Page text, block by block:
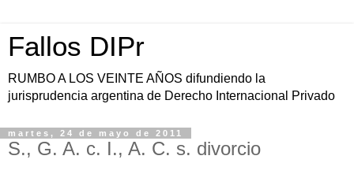
Fallos DIPr
RUMBO A LOS VEINTE AÑOS difundiendo la
jurisprudencia argentina de Derecho Internacional Privado
martes, 24 de mayo de 2011
S., G. A. c. I., A. C. s. divorcio